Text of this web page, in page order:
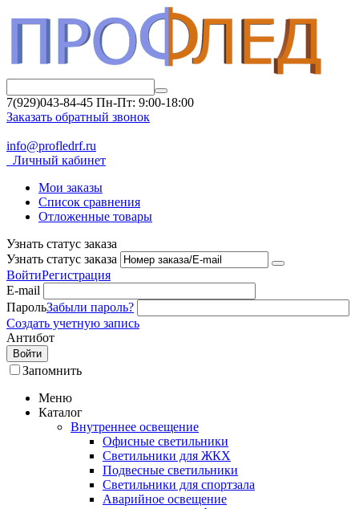
7(929)043-84-45 Пн-Пт: 9:00-18:00
Заказать обратный звонок
info@profledrf.ru
Личный кабинет
Мои заказы
Список сравнения
Отложенные товары
Узнать статус заказа
Узнать статус заказа
ВойтиРегистрация
E-mail
ПарольЗабыли пароль?
Создать учетную запись
Антибот
Войти
Запомнить
Меню
Каталог
Внутреннее освещение
Офисные светильники
Светильники для ЖКХ
Подвесные светильники
Светильники для спортзала
Аварийное освещение